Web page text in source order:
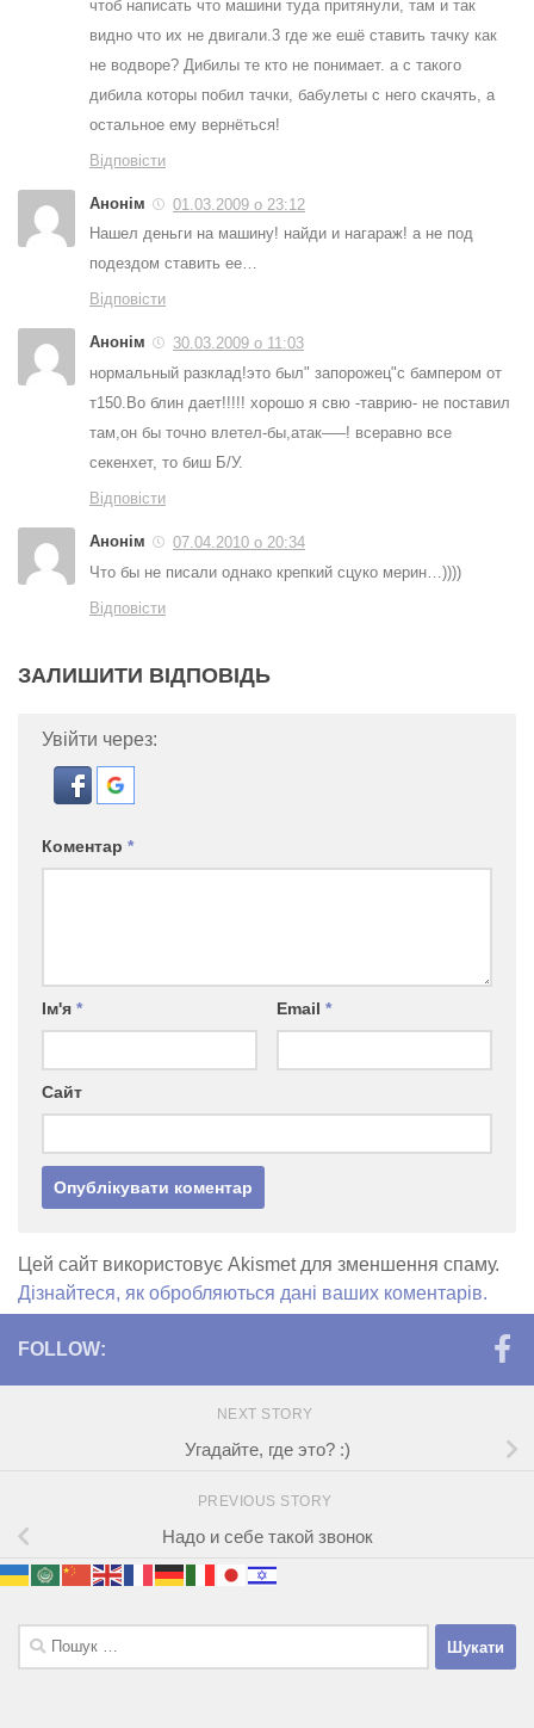
чтоб написать что машини туда притянули, там и так
видно что их не двигали.3 где же ешё ставить тачку как
не водворе? Дибилы те кто не понимает. а с такого
дибила которы побил тачки, бабулеты с него скачять, а
остальное ему вернёться!
Відповісти
Анонім
01.03.2009 о 23:12
Нашел деньги на машину! найди и нагараж! а не под
подездом ставить ее…
Відповісти
Анонім
30.03.2009 о 11:03
нормальный разклад!это был" запорожец"с бампером от
т150.Во блин дает!!!!! хорошо я свю -таврию- не поставил
там,он бы точно влетел-бы,атак—–! всеравно все
секенхет, то биш Б/У.
Відповісти
Анонім
07.04.2010 о 20:34
Что бы не писали однако крепкий сцуко мерин…))))
Відповісти
ЗАЛИШИТИ ВІДПОВІДЬ
Увійти через:
Коментар *
Ім'я * Email *
Сайт
Цей сайт використовує Akismet для зменшення спаму.
Дізнайтеся, як обробляються дані ваших коментарів.
FOLLOW:
NEXT STORY
Угадайте, где это? :)
PREVIOUS STORY
Надо и себе такой звонок
Пошук: